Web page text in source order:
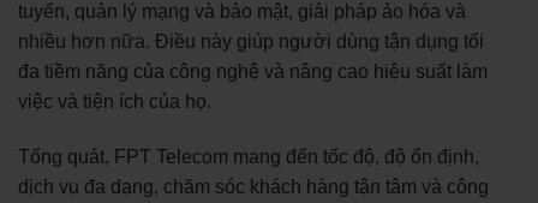
tuyến, quản lý mạng và bảo mật, giải pháp ảo hóa và
nhiều hơn nữa. Điều này giúp người dùng tận dụng tối
đa tiềm năng của công nghệ và nâng cao hiệu suất làm
việc và tiện ích của họ.
Tổng quát, FPT Telecom mang đến tốc độ, độ ổn định,
dịch vụ đa dạng, chăm sóc khách hàng tận tâm và công